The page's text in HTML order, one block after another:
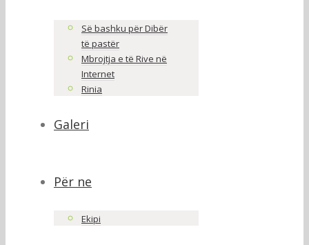
Së bashku për Dibër
të pastër
Mbrojtja e të Rive në
Internet
Rinia
Galeri
Për ne
Ekipi